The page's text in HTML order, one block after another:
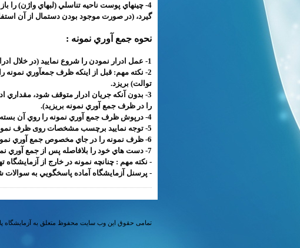
4- چينهاي پوست ناحيه تناسلي (لبهاي واژن)
گيرد، (در صورت موجود بودن دستمال از آن
نحوه جمع آوري نمونه :
1- عمل ادرار نمودن را شروع نماييد (در خلال ادرار كردن لبهاي دستگاه تناسلي همچنان از يكديگر دور باشند).
2- نكته مهم: قبل از اينكه ظرف جمعآوري نمونه
توالت) بريزد.
را در ظرف جمع آوري نمونه بريزيد).
4- درپوش ظرف جمع آوري نمونه را روي آن بسته و كاملاٌ محكم نماييد، دقت كنيد كه لبه ها و يا داخل ظرف به هيچ وجه لمس نشود.
5- توجه نماييد برچسب مشخصات روی ظرف نمونه کنده نشود.
6- ظرف نمونه را در جاي مخصوص جمع آوري نمونه كه توسط آزمايشگاه تعيين شده قرار دهيد.
7- دست هاي خود را بلافاصله پس از جمع آوري نمونه بشوييد .
- نكته مهم : چنانچه نمونه در خارج از
- پرسنل آزمايشگاه آماده پاسخگويي به سوالات
تمامی حقوق این وب سایت محفوظ متعلق به آزمایشگاه